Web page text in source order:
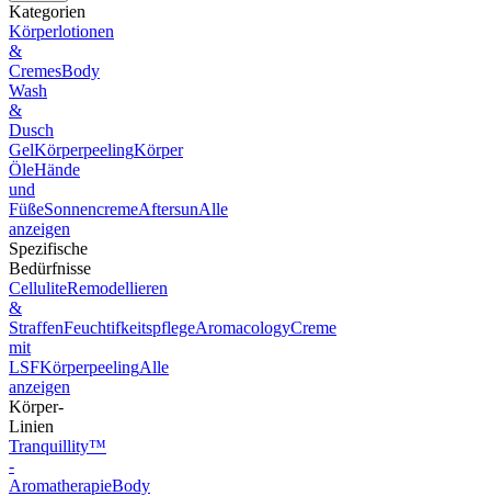
Kategorien
Körperlotionen
&
CremesBody
Wash
&
Dusch
GelKörperpeelingKörper
ÖleHände
und
FüßeSonnencremeAftersunAlle
anzeigen
Spezifische
Bedürfnisse
CelluliteRemodellieren
&
StraffenFeuchtifkeitspflegeAromacologyCreme
mit
LSFKörperpeelingAlle
anzeigen
Körper-
Linien
Tranquillity™
-
AromatherapieBody